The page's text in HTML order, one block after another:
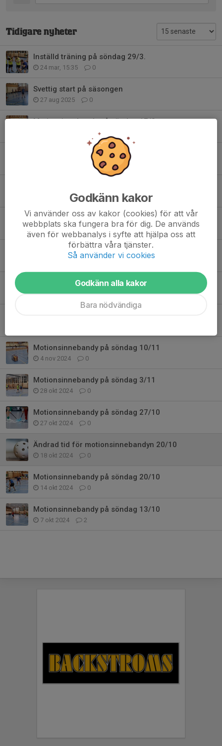
Tidigare nyheter
Inställd träning på söndag 29/3.
24 mar, 15:35 0
Svettig start på säsongen
27 aug 2025 0
Motionsinnebandy på söndag 17/8.
Ändrad tid för motionsbandyn 23/2! 15:30-17:00
14 jan 2025 0
Motionsinnebandy på söndag 8/12
8 dec 2024 0
Vägbeskrivning till stora Futurumhallen 1/12
26 nov 2024 0
Motionsinnebandy på söndag 10/11
4 nov 2024 0
Motionsinnebandy på söndag 3/11
28 okt 2024 0
Motionsinnebandy på söndag 27/10
27 okt 2024 0
Ändrad tid för motionsinnebandyn 20/10
18 okt 2024 0
Motionsinnebandy på söndag 20/10
14 okt 2024 0
Motionsinnebandy på söndag 13/10
7 okt 2024 2
Godkänn kakor
Vi använder oss av kakor (cookies) för att vår
webbplats ska fungera bra för dig. De används
även för webbanalys i syfte att hjälpa oss att
förbättra våra tjänster.
Så använder vi cookies
Godkänn alla kakor
Bara nödvändiga